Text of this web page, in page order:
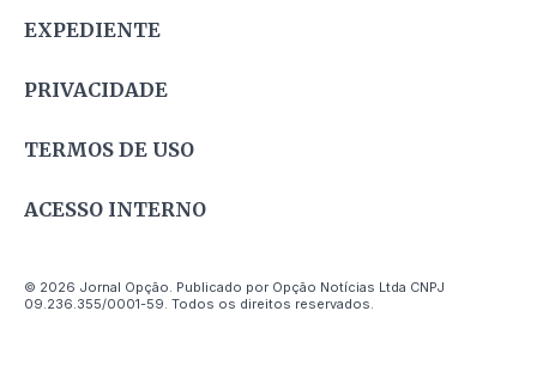
EXPEDIENTE
PRIVACIDADE
TERMOS DE USO
ACESSO INTERNO
© 2026 Jornal Opção. Publicado por Opção Notícias Ltda CNPJ
09.236.355/0001-59. Todos os direitos reservados.